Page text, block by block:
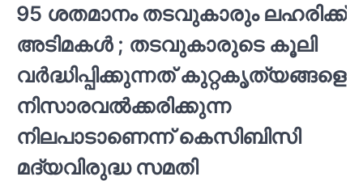
95 ശതമാനം തടവുകാരും ലഹരിക്ക്
അടിമകള്‍ ; തടവുകാരുടെ കൂലി
വർദ്ധിപ്പിക്കുന്നത് കുറ്റകൃത്യങ്ങളെ
നിസാരവല്‍ക്കരിക്കുന്ന
നിലപാടാണെന്ന് കെസിബിസി
മദ്യവിരുദ്ധ സമതി